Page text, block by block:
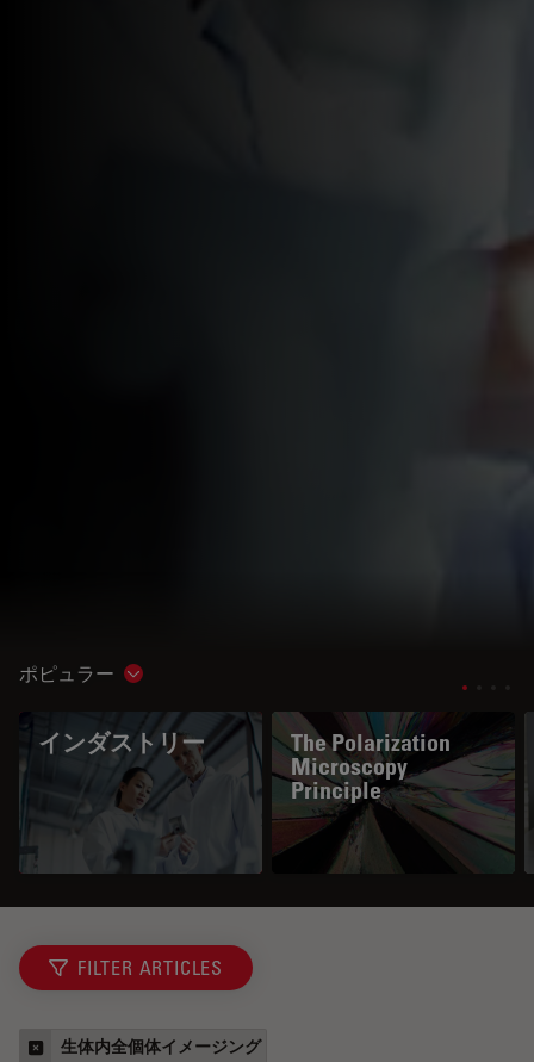
ポピュラー Show subnavigation
インダストリー
The Polarization
Microscopy
Principle
FILTER ARTICLES
生体内全個体イメージング